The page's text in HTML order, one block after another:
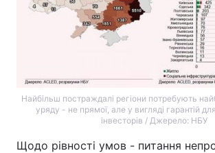
Найбільш постраждалі регіони потребують
уряду - не прямої, але у вигляді гарантій
інвесторів / Джерело: НБУ
Щодо рівності умов - питання